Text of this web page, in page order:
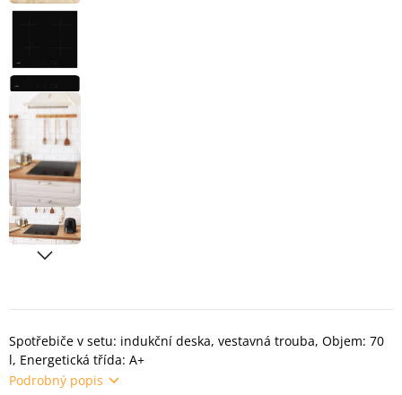
Spotřebiče v setu: indukční deska, vestavná trouba, Objem: 70
l, Energetická třída: A+
Podrobný popis